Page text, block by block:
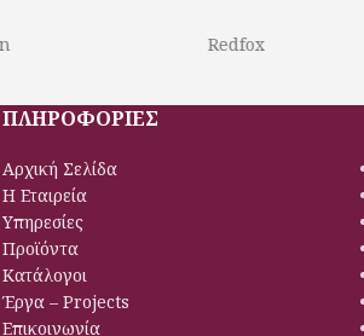
ΠΛΗΡΟΦΟΡΙΕΣ
Αρχική Σελίδα
Η Εταιρεία
Υπηρεσίες
Προϊόντα
Κατάλογοι
Έργα – Projects
Επικοινωνία